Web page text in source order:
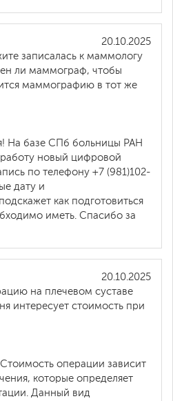
20.10.2025
записалась к маммологу
ли маммограф, чтобы
маммографию в тот же
На базе СПб больницы РАН
новый цифровой
по телефону +7 (981)102-
дату и
как подготовиться
иметь. Спасибо за
20.10.2025
на плечевом суставе
интересует стоимость при
операции зависит
которые определяет
Данный вид